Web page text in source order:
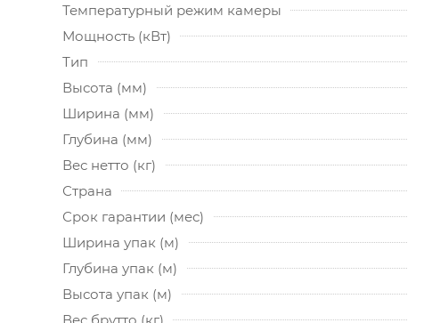
Температурный режим камеры
Мощность (кВт)
Тип
Высота (мм)
Ширина (мм)
Глубина (мм)
Вес нетто (кг)
Страна
Срок гарантии (мес)
Ширина упак (м)
Глубина упак (м)
Высота упак (м)
Вес брутто (кг)